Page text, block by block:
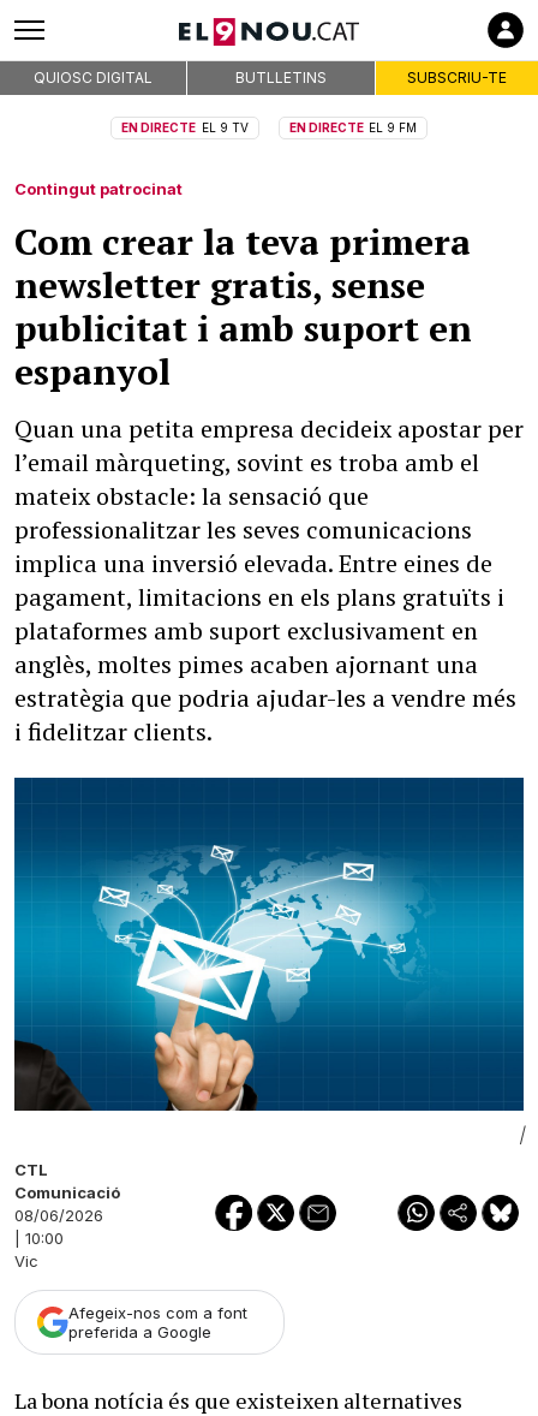
QUIOSC DIGITAL BUTLLETINS SUBSCRIU-TE
EN DIRECTE EL 9 TV EN DIRECTE EL 9 FM
Contingut patrocinat
Com crear la teva primera
newsletter gratis, sense
publicitat i amb suport en
espanyol
Quan una petita empresa decideix apostar per
l’email màrqueting, sovint es troba amb el
mateix obstacle: la sensació que
professionalitzar les seves comunicacions
implica una inversió elevada. Entre eines de
pagament, limitacions en els plans gratuïts i
plataformes amb suport exclusivament en
anglès, moltes pimes acaben ajornant una
estratègia que podria ajudar-les a vendre més
i fidelitzar clients.
|
CTL
Comunicació
08/06/2026
| 10:00
Vic
Afegeix-nos com a font
preferida a Google
La bona notícia és que existeixen alternatives